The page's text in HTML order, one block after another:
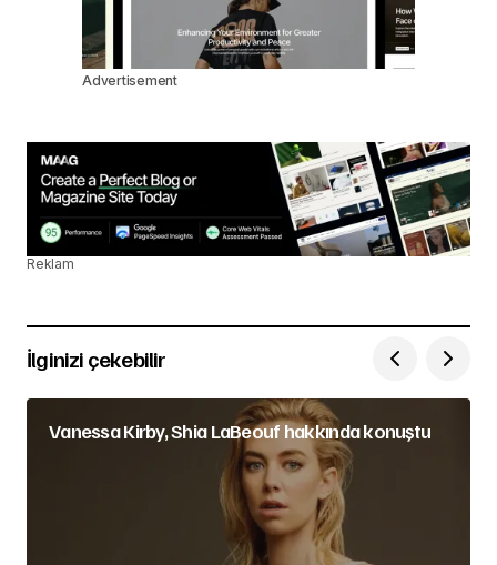
Advertisement
Reklam
İlginizi çekebilir
Vanessa Kirby, Shia LaBeouf hakkında konuştu